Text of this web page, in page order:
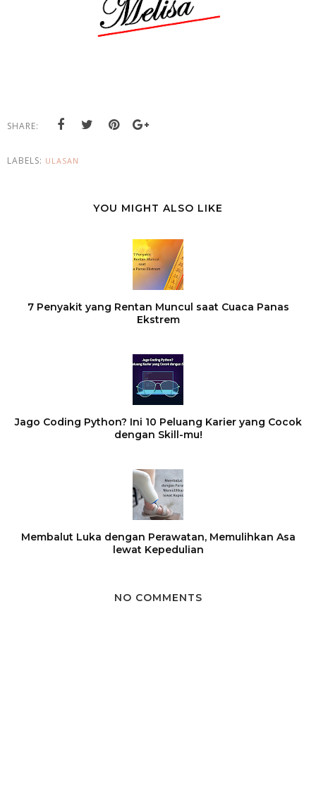
SHARE:
LABELS: ULASAN
YOU MIGHT ALSO LIKE
7 Penyakit yang Rentan Muncul saat Cuaca Panas
Ekstrem
Jago Coding Python? Ini 10 Peluang Karier yang Cocok
dengan Skill-mu!
Membalut Luka dengan Perawatan, Memulihkan Asa
lewat Kepedulian
NO COMMENTS